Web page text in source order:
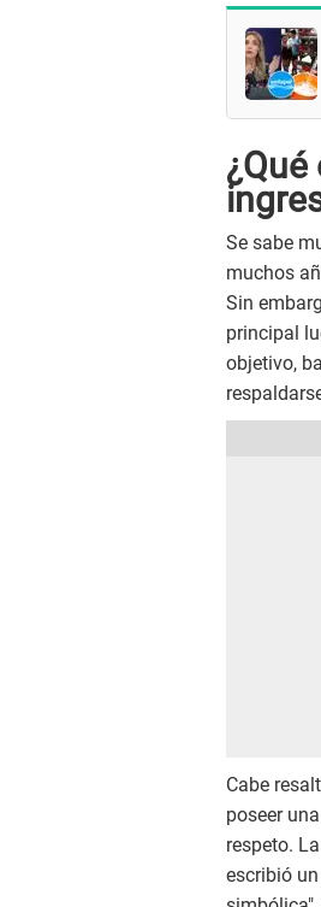
Se sabe
muchos
Sin
principal
objetivo,
Cabe
poseer
respeto.
escribió